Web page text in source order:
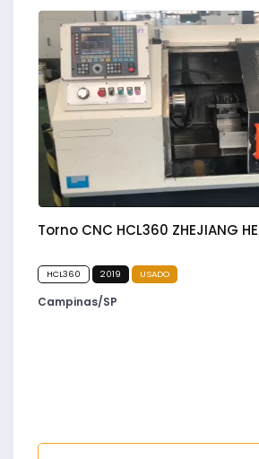
Torno CNC HCL360 ZHEJIANG
HCL360 2019 USADO
Campinas/SP